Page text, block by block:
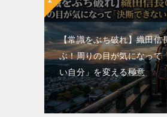
【常識をぶち破れ】織田信
ぶ！周りの目が気になって
い自分」を変える極意